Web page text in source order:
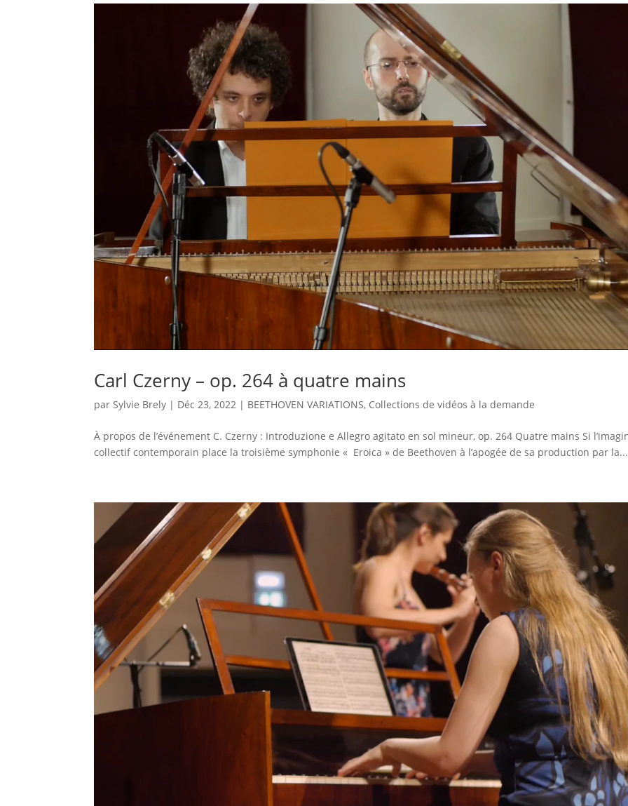
Carl Czerny – op. 264 à quatre mains
parSylvie Brely | Déc 23, 2022 | BEETHOVEN VARIATIONS, Collections de vidéos à la demande
À propos de l’événement C. Czerny : Introduzione e Allegro agitato en sol mineur, op. 264 Quatre mains Si
collectif contemporain place la troisième symphonie « Eroica » de Beethoven à l’apogée de sa production par la...